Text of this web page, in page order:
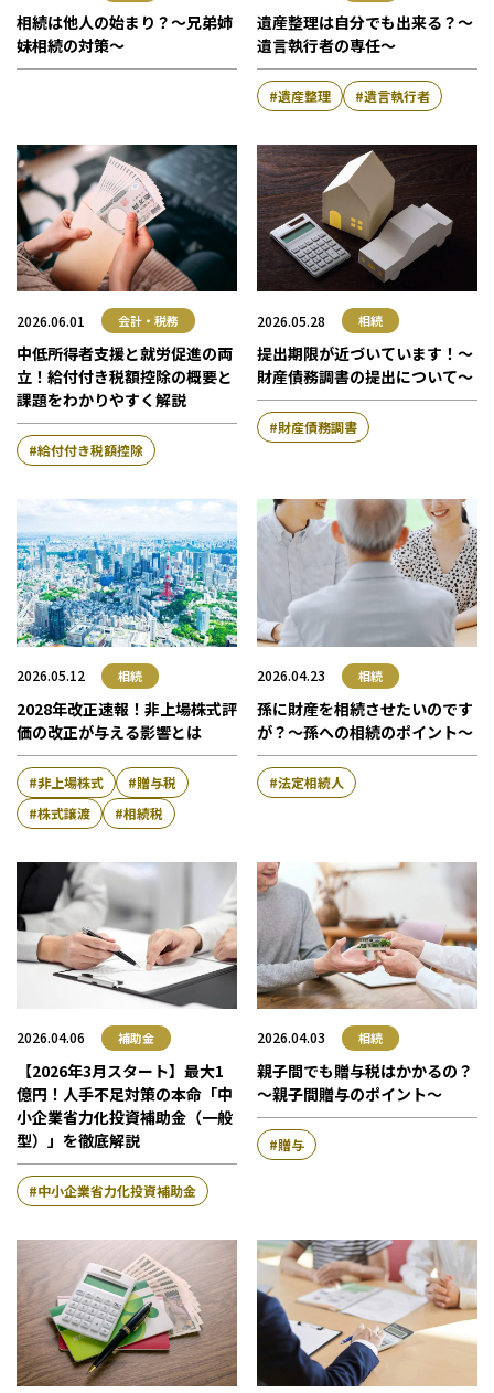
セミナー情報
Webマガジン
メディア掲載
相続は他人の始まり？～兄弟姉
妹相続の対策～
遺産整理は自分でも出来る？～
遺言執行者の専任～
遺産整理 遺言執行者
2026.06.01 会計・税務
中低所得者支援と就労促進の両
立！給付付き税額控除の概要と
課題をわかりやすく解説
給付付き税額控除
2026.05.28 相続
提出期限が近づいています！～
財産債務調書の提出について～
財産債務調書
2026.05.12 相続
2028年改正速報！非上場株式評
価の改正が与える影響とは
非上場株式
贈与税
株式譲渡
相続税
2026.04.23 相続
孫に財産を相続させたいのです
が？～孫への相続のポイント～
法定相続人
2026.04.06 補助金
【2026年3月スタート】最大1
億円！人手不足対策の本命「中
小企業省力化投資補助金（一般
型）」を徹底解説
中小企業省力化投資補助金
2026.04.03 相続
親子間でも贈与税はかかるの？
～親子間贈与のポイント～
贈与